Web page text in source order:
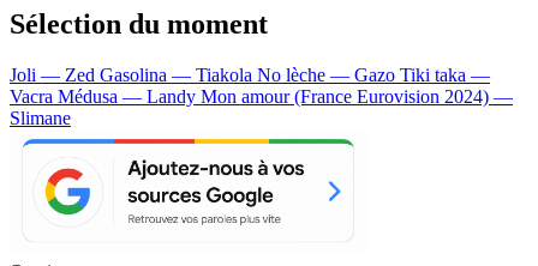
Sélection du moment
Joli — Zed Gasolina — Tiakola No lèche — Gazo Tiki taka —
Vacra Médusa — Landy Mon amour (France Eurovision 2024) —
Slimane